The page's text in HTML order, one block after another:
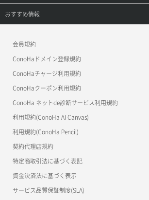
APIドキュメントVPS3.0
APIドキュメントVPS3.0
ご利用ガイド
サポートトップ
おすすめ情報
美雲このは徹底ガイド
会員規約
ConoHaドメイン登録規約
ConoHaチャージ利用規約
ConoHaクーポン利用規約
ConoHa ネットde診断サービス利用規約
利用規約(ConoHa AI Canvas)
利用規約(ConoHa Pencil)
契約代理店規約
特定商取引法に基づく表記
資金決済法に基づく表示
サービス品質保証制度(SLA)